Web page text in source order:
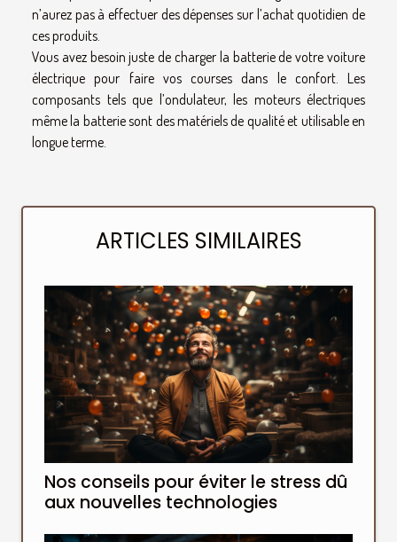
n’aurez pas à effectuer des dépenses sur l’achat quotidien de
ces produits.
Vous avez besoin juste de charger la batterie de votre voiture
électrique pour faire vos courses dans le confort. Les
composants tels que l’ondulateur, les moteurs électriques
même la batterie sont des matériels de qualité et utilisable en
longue terme.
ARTICLES SIMILAIRES
Nos conseils pour éviter le stress dû
aux nouvelles technologies